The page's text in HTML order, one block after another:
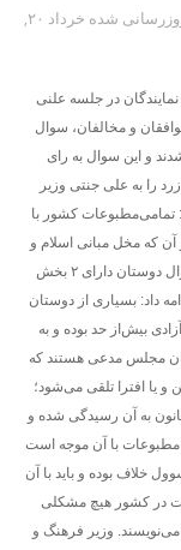
شده
خرداد ۲۰,
در جلسه علنی
و مخالفان، سوال
و این سوال به رای
را به علی جنتی وزیر
تمامی‌مطبوعات کشور با
که مخل مبانی اسلام و
قانون اساسی باشند. به گزارش ایرنا، وی افزود: این سوال دوستان دارای ۲ بخش
داد: بسیاری از دوستان
بیش‌از حد بوده و به
مجلس مدعی هستند که
و یا افترا تلقی می‌شود؛
به آن رسیدگی شده و
با آن موجه است
خلاف بوده و باید با آن
در کشور هیچ مشکلی
می‌نویسند. وزیر فرهنگ و